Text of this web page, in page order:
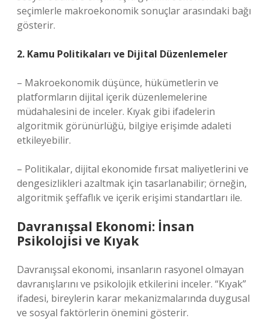
seçimlerle makroekonomik sonuçlar arasındaki bağı
gösterir.
2. Kamu Politikaları ve Dijital Düzenlemeler
– Makroekonomik düşünce, hükümetlerin ve
platformların dijital içerik düzenlemelerine
müdahalesini de inceler. Kıyak gibi ifadelerin
algoritmik görünürlüğü, bilgiye erişimde adaleti
etkileyebilir.
– Politikalar, dijital ekonomide fırsat maliyetlerini ve
dengesizlikleri azaltmak için tasarlanabilir; örneğin,
algoritmik şeffaflık ve içerik erişimi standartları ile.
Davranışsal Ekonomi: İnsan
Psikolojisi ve Kıyak
Davranışsal ekonomi, insanların rasyonel olmayan
davranışlarını ve psikolojik etkilerini inceler. “Kıyak”
ifadesi, bireylerin karar mekanizmalarında duygusal
ve sosyal faktörlerin önemini gösterir.